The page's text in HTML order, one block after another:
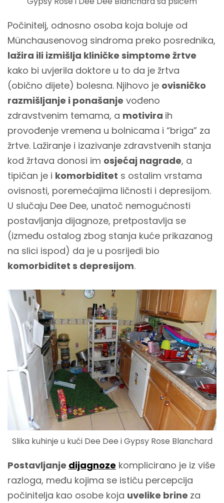
Počinitelj, odnosno osoba koja boluje od
Münchausenovog sindroma preko posrednika,
lažira ili izmišlja kliničke simptome žrtve
kako bi uvjerila doktore u to da je žrtva
(obično dijete) bolesna. Njihovo je ovisničko
razmišljanje i ponašanje vođeno
zdravstvenim temama, a motivira ih
provođenje vremena u bolnicama i “briga” za
žrtve. Lažiranje i izazivanje zdravstvenih stanja
kod žrtava donosi im osjećaj nagrade, a
tipičan je i komorbiditet s ostalim vrstama
ovisnosti, poremećajima ličnosti i depresijom.
U slučaju Dee Dee, unatoč nemogućnosti
postavljanja dijagnoze, pretpostavlja se
(između ostalog zbog stanja kuće prikazanog
na slici ispod) da je u posrijedi bio
komorbiditet s depresijom.
Slika kuhinje u kući Dee Dee i Gypsy Rose Blanchard
Postavljanje dijagnoze komplicirano je iz više
razloga, među kojima se ističu percepcija
počinitelja kao osobe koja uvelike brine za